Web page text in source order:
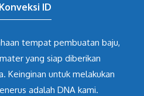
ID
tempat pembuatan baju,
yang siap diberikan
Keinginan untuk melakukan
adalah DNA kami.